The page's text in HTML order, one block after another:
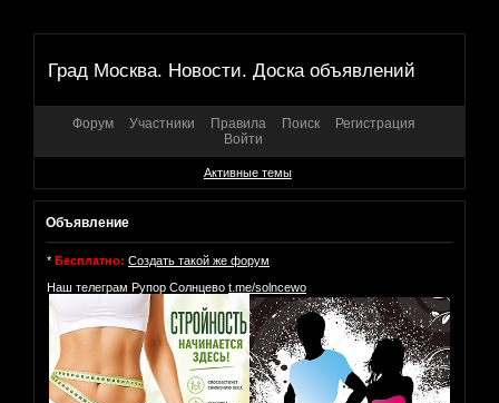
Град Москва. Новости. Доска объявлений
Форум Участники Правила Поиск
Регистрация
Войти
Активные темы
Объявление
* Бесплатно: Создать такой же форум
Наш телеграм Рупор Солнцево t.me/solncewo